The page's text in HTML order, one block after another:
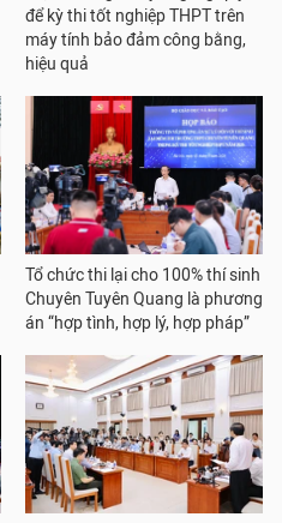
để kỳ thi tốt nghiệp THPT trên
máy tính bảo đảm công bằng,
hiệu quả
Tổ chức thi lại cho 100% thí sinh
Chuyên Tuyên Quang là phương
án “hợp tình, hợp lý, hợp pháp”